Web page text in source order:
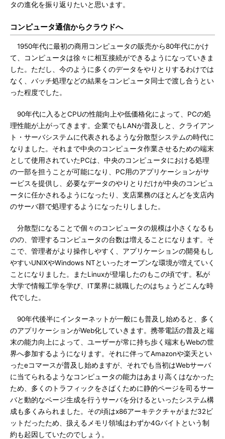
タの進化を振り返りたいと思います。
コンピュータ通信からクラウドへ
1950年代に最初の商用コンピュータの販売から80年代にかけ
て、コンピュータは徐々に相互接続ができるようになっていきま
した。ただし、今のように多くのデータをやりとりするわけでは
なく、バッチ処理などの結果をコンピュータ同士で渡し合うとい
った程度でした。
90年代に入るとCPUの性能向上や低価格化によって、PCの処
理性能が上がってきます。企業でもLANが普及しと、クライアン
ト・サーバシステムに代表されるような分散型システムの時代に
なりました。それまで中央のコンピュータ作業させるための端末
として使用されていたPCは、中央のコンピュータにおける処理
の一部を担うことが可能になり、PC用のアプリケーションがサ
ービスを提供し、必要なデータのやりとりだけが中央のコンピュ
ータに任かされるようになったり、支店業務のほとんどを支店内
のサーバ群で処理するようになったりしました。
分散型になることで個々のコンピュータの規模は小さくなるも
のの、管理するコンピュータの台数は増えることになります。そ
こで、管理者がより操作しやすく、アプリケーションの開発もし
やすいUNIXやWindows NTといったオープンな環境が増えていく
ことになりました。またLinuxが登場したのもこの頃です。私が
大学で情報工学を学び、IT業界に就職したのはちょうどこんな時
代でした。
90年代後半にインターネットが一般にも普及し始めると、多く
のアプリケーションがWeb化していきます。携帯電話の普及と端
末の能力向上によって、ユーザーが常に持ち歩く端末もWebの世
界へ参加するようになります。それに伴ってAmazonや楽天とい
ったeコマースが普及し始めますが、それでも当初はWebサーバ
に当てられるようなコンピュータの能力はあまり高くはなかった
ため、多くのトラフィックをさばくために静的ページを司るサー
バと動的なページ生成を行うサーバを分けるといったシステム構
成も多くみられました。その頃はx86アーキテクチャがまだ32ビ
ットだったため、扱えるメモリ領域はわずか4Gバイトという制
約も起因していたのでしょう。